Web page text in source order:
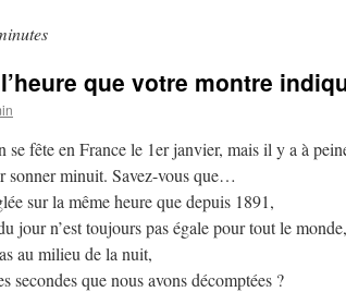
que votre montre
se fête en France le 1er janvier, mais il y a à
sonner minuit. Savez-vous que…
sur la même heure que depuis 1891,
jour n’est toujours pas égale pour tout le monde,
au milieu de la nuit,
secondes que nous avons décomptées ?